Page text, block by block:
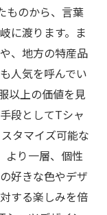
ものから、言葉
に渡ります。ま
、地方の特産品
人気を呼んでい
以上の価値を見
段としてTシャ
タマイズ可能な
より一層、個性
好きな色やデザ
する楽しみを倍